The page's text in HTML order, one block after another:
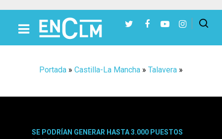
Portada » Castilla-La Mancha » Talavera »
SE PODRÍAN GENERAR HASTA 3.000 PUESTOS